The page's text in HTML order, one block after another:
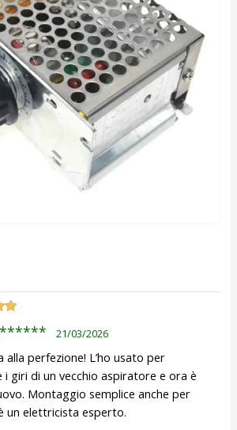
21/03/2026
alla perfezione! L’ho usato per
i giri di un vecchio aspiratore e ora è
Montaggio semplice anche per
un elettricista esperto.